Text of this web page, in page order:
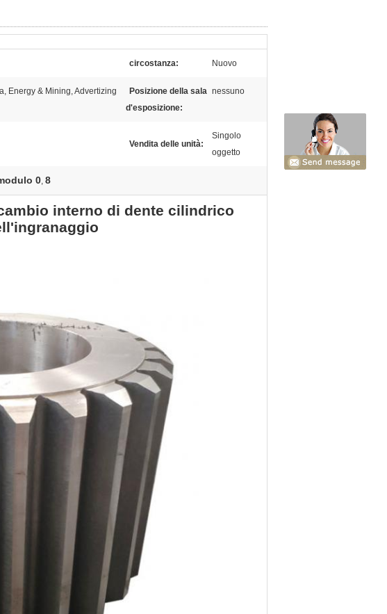
circostanza: Nuovo
Energy & Mining, Advertizing
Posizione della sala
d'esposizione:
nessuno
Vendita delle unità:
Singolo
oggetto
0, 8
interno di dente cilindrico